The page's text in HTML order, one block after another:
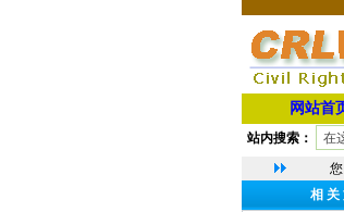
网站首
站内搜索：
相 关